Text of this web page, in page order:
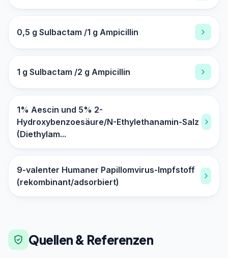
0,5 g Sulbactam /1 g Ampicillin
1 g Sulbactam /2 g Ampicillin
1% Aescin und 5% 2-
Hydroxybenzoesäure/N-Ethylethanamin-Salz
(Diethylam...
9-valenter Humaner Papillomvirus-Impfstoff
(rekombinant/adsorbiert)
Quellen & Referenzen